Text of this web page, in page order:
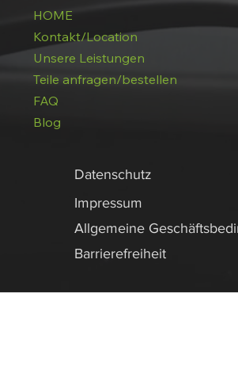
Datenschutz
Impressum
Allgemeine
Barrierefreiheit
HOME
Kontakt/Location
Unsere Leistungen
Teile anfragen/bestellen
FAQ
Blog